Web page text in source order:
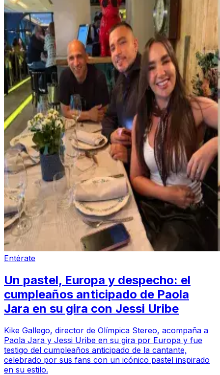
Entérate
Un pastel, Europa y despecho: el
cumpleaños anticipado de Paola
Jara en su gira con Jessi Uribe
Kike Gallego, director de Olímpica Stereo, acompaña a
Paola Jara y Jessi Uribe en su gira por Europa y fue
testigo del cumpleaños anticipado de la cantante,
celebrado por sus fans con un icónico pastel inspirado
en su estilo.